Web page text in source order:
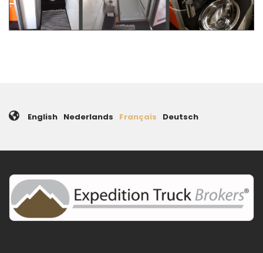
English Nederlands Français Deutsch